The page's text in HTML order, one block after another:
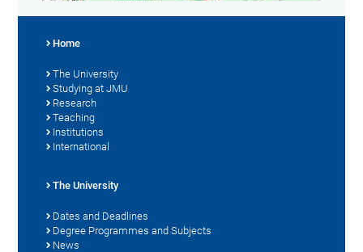
Home
The University
Studying at JMU
Research
Teaching
Institutions
International
The University
Dates and Deadlines
Degree Programmes and Subjects
News